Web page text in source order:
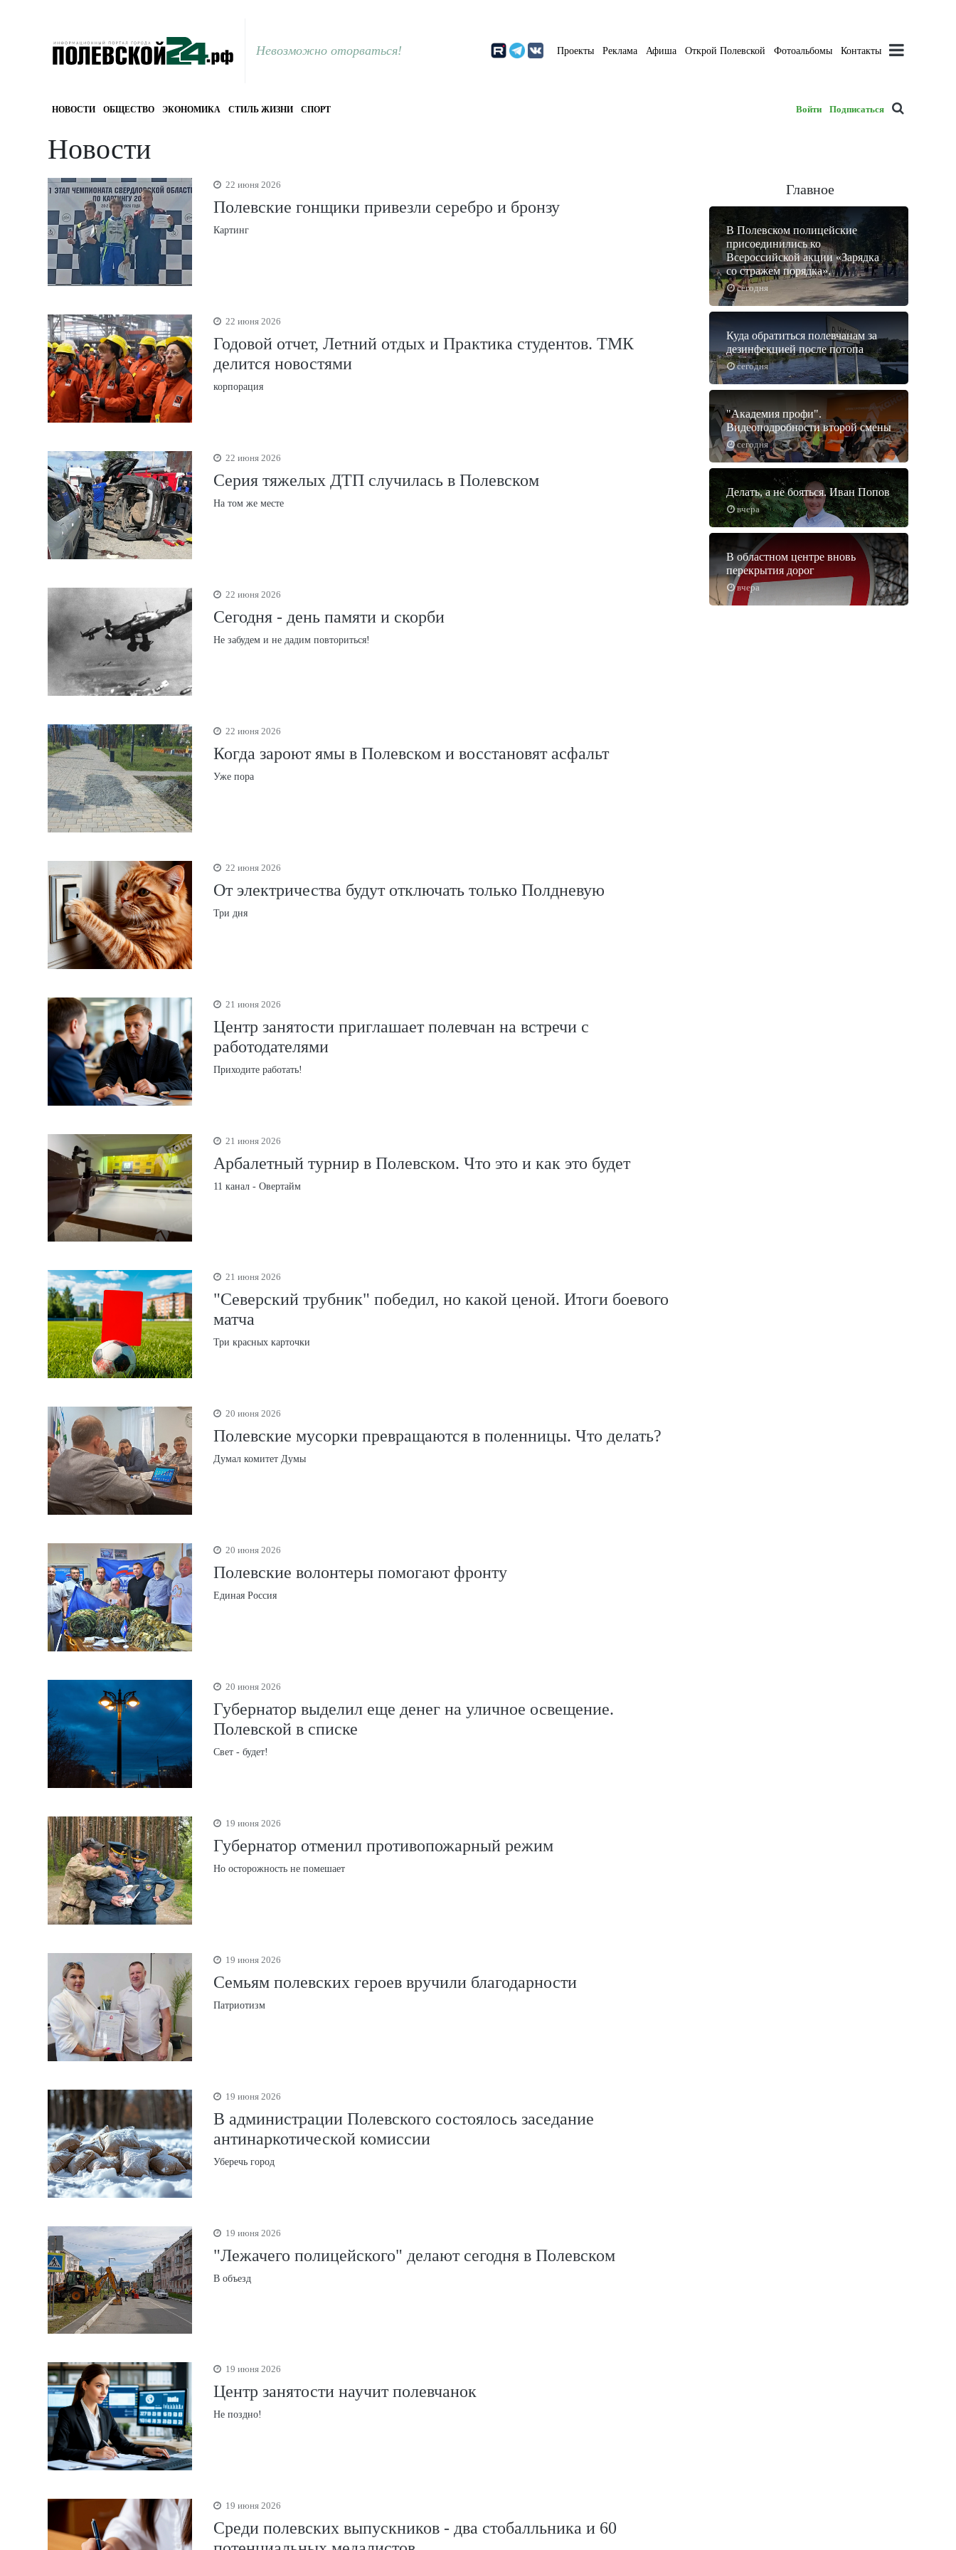
Невозможно оторваться! Проекты Реклама Афиша Открой Полевской Фотоальбомы Контакты
НОВОСТИ ОБЩЕСТВО ЭКОНОМИКА СТИЛЬ ЖИЗНИ СПОРТ Войти Подписаться
Новости
22 июня 2026
Полевские гонщики привезли серебро и бронзу
Картинг
22 июня 2026
Годовой отчет, Летний отдых и Практика студентов. ТМК
делится новостями
корпорация
22 июня 2026
Серия тяжелых ДТП случилась в Полевском
На том же месте
22 июня 2026
Сегодня - день памяти и скорби
Не забудем и не дадим повториться!
22 июня 2026
Когда зароют ямы в Полевском и восстановят асфальт
Уже пора
22 июня 2026
От электричества будут отключать только Полдневую
Три дня
21 июня 2026
Центр занятости приглашает полевчан на встречи с
работодателями
Приходите работать!
21 июня 2026
Арбалетный турнир в Полевском. Что это и как это будет
11 канал - Овертайм
21 июня 2026
"Северский трубник" победил, но какой ценой. Итоги боевого
матча
Три красных карточки
20 июня 2026
Полевские мусорки превращаются в поленницы. Что делать?
Думал комитет Думы
20 июня 2026
Полевские волонтеры помогают фронту
Единая Россия
20 июня 2026
Губернатор выделил еще денег на уличное освещение.
Полевской в списке
Свет - будет!
19 июня 2026
Губернатор отменил противопожарный режим
Но осторожность не помешает
19 июня 2026
Семьям полевских героев вручили благодарности
Патриотизм
19 июня 2026
В администрации Полевского состоялось заседание
антинаркотической комиссии
Уберечь город
19 июня 2026
"Лежачего полицейского" делают сегодня в Полевском
В объезд
19 июня 2026
Центр занятости научит полевчанок
Не поздно!
19 июня 2026
Среди полевских выпускников - два стобалльника и 60
Главное
сегодня
В Полевском полицейские
присоединились ко
Всероссийской акции «Зарядка
со стражем порядка».
сегодня
Куда обратиться полевчанам за
дезинфекцией после потопа
сегодня
"Академия профи".
Видеоподробности второй смены
вчера
Делать, а не бояться. Иван Попов
вчера
В областном центре вновь
перекрытия дорог